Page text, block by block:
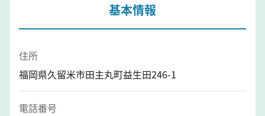
基本情報
住所
福岡県久留米市田主丸町益生田246-1
電話番号